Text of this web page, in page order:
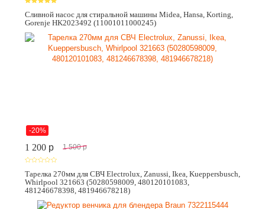
Сливной насос для стиральной машины Midea, Hansa, Korting,
Gorenje HK2023492 (11001011000245)
-20%
1 200 p 1 500 p
Тарелка 270мм для СВЧ Electrolux, Zanussi, Ikea, Kueppersbusch,
Whirlpool 321663 (50280598009, 480120101083,
481246678398, 481946678218)